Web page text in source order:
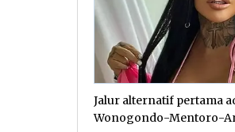
Jalur alternatif pertama
Wonogondo-Mentoro-